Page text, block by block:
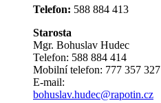
Telefon: 588 884 413
Starosta
Mgr. Bohuslav Hudec
Telefon: 588 884 414
Mobilní telefon: 777 357 327
E-mail:
bohuslav.hudec@rapotin.cz